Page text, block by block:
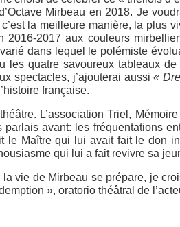
Mirbeau en 2018. Je
la meilleure manière, la plus
2016-2017 aux couleurs
dans lequel le polémiste
les quatre savoureux tableaux
spectacles, j’ajouterai aussi«
française.
L’association Triel,
parlais avant: les fréquentations
le Maître qui lui avait fait le don
qui lui a fait revivre sa
vie de Mirbeau se prépare, je
», oratorio théâtral de